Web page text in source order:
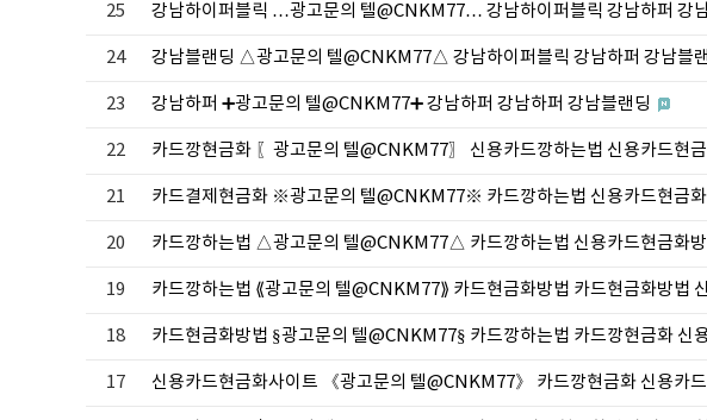
25 강남하이퍼블릭 …광고문의 텔@CNKM77… 강남하이퍼블릭 강남하퍼 강
24 강남블랜딩 △광고문의 텔@CNKM77△ 강남하이퍼블릭 강남하퍼 강남블
23 강남하퍼 ➕광고문의 텔@CNKM77➕ 강남하퍼 강남하퍼 강남블랜딩
22 카드깡현금화 〖광고문의 텔@CNKM77〗 신용카드깡하는법 신용카드현
21 카드결제현금화 ※광고문의 텔@CNKM77※ 카드깡하는법 신용카드현금
20 카드깡하는법 △광고문의 텔@CNKM77△ 카드깡하는법 신용카드현금화
19 카드깡하는법 ⟪광고문의 텔@CNKM77⟫ 카드현금화방법 카드현금화방법
18 카드현금화방법 §광고문의 텔@CNKM77§ 카드깡하는법 카드깡현금화 신
17 신용카드현금화사이트 《광고문의 텔@CNKM77》 카드깡현금화 신용카